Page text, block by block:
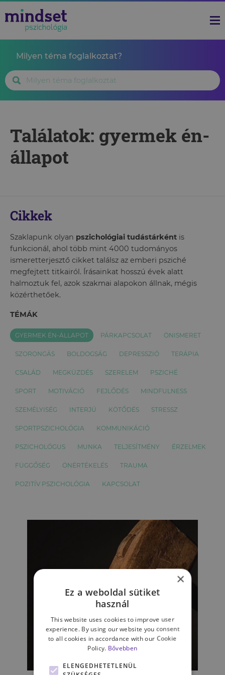
Milyen téma foglalkoztat?
Találatok: gyermek én-
állapot
Cikkek
Szaklapunk olyan pszichológiai tudástárként is
funkcionál, ahol több mint 4000 tudományos
ismeretterjesztő cikket találsz az emberi psziché
megfejtett titkairól. Írásainkat hosszú évek alatt
halmoztuk fel, azok szakmai alapokon állnak, mégis
közérthetőek.
TÉMÁK
GYERMEK ÉN-ÁLLAPOT PÁRKAPCSOLAT ÖNISMERET
SZORONGÁS BOLDOGSÁG DEPRESSZIÓ TERÁPIA
CSALÁD MEGKÜZDÉS SZERELEM PSZICHÉ
SPORT MOTIVÁCIÓ FEJLŐDÉS MINDFULNESS
SZEMÉLYISÉG INTERJÚ KÖTŐDÉS STRESSZ
SPORTPSZICHOLÓGIA KOMMUNIKÁCIÓ
PSZICHOLÓGUS MUNKA TELJESÍTMÉNY ÉRZELMEK
FÜGGŐSÉG ÖNÉRTÉKELÉS TRAUMA
POZITÍV PSZICHOLÓGIA KAPCSOLAT
KAPCSOLATAINK
×
Ez a weboldal sütiket
használ
This website uses cookies to improve user
experience. By using our website you consent
to all cookies in accordance with our Cookie
Policy. Bővebben
ELENGEDHETETLENÜL